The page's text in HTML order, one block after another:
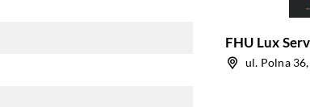
FHU Lux
ul. Polna